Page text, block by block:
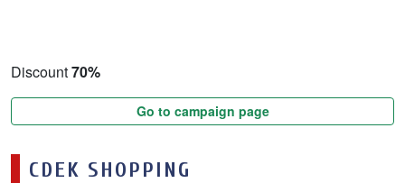
Discount70%
Go to campaign page
CDEK SHOPPING